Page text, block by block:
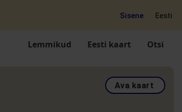
Sisene Eesti
Lemmikud Eesti kaart Otsi
Ava kaart